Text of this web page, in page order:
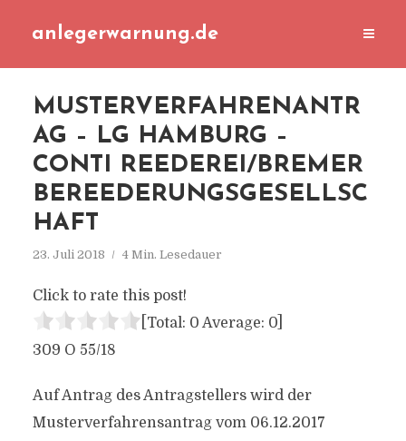
anlegerwarnung.de
MUSTERVERFAHRENANTR
AG – LG HAMBURG –
CONTI REEDEREI/BREMER
BEREEDERUNGSGESELLSC
HAFT
23. Juli 2018 4 Min. Lesedauer
Click to rate this post!
[Total: 0 Average: 0]
309 O 55/18
Auf Antrag des Antragstellers wird der
Musterverfahrensantrag vom 06.12.2017